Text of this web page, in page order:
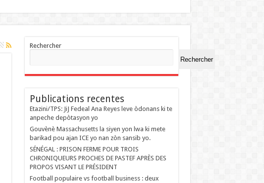
Rechercher
Rechercher
Publications recentes
Etazini/TPS: JiJ Fedeal Ana Reyes leve òdonans ki te
anpeche depòtasyon yo
Gouvènè Massachusetts la siyen yon lwa ki mete
barikad pou ajan ICE yo nan zòn sansib yo.
SÉNÉGAL : PRISON FERME POUR TROIS
CHRONIQUEURS PROCHES DE PASTEF APRÈS DES
PROPOS VISANT LE PRÉSIDENT
Football populaire vs football business : deux